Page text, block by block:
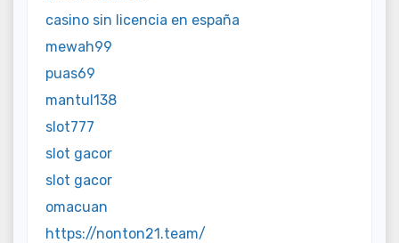
casino sin licencia en españa
mewah99
puas69
mantul138
slot777
slot gacor
slot gacor
omacuan
https://nonton21.team/